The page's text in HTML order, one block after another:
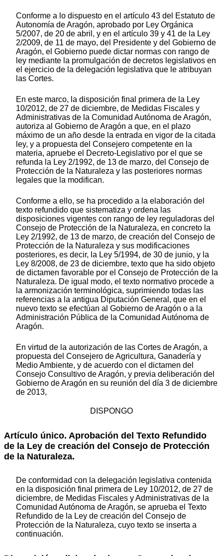
Conforme a lo dispuesto en el artículo 43 del Estatuto de
Autonomía de Aragón, aprobado por Ley Orgánica
5/2007, de 20 de abril, y en el artículo 39 y 41 de la Ley
2/2009, de 11 de mayo, del Presidente y del Gobierno de
Aragón, el Gobierno puede dictar normas con rango de
ley mediante la promulgación de decretos legislativos en
el ejercicio de la delegación legislativa que le atribuyan
las Cortes.
En este marco, la disposición final primera de la Ley
10/2012, de 27 de diciembre, de Medidas Fiscales y
Administrativas de la Comunidad Autónoma de Aragón,
autoriza al Gobierno de Aragón a que, en el plazo
máximo de un año desde la entrada en vigor de la citada
ley, y a propuesta del Consejero competente en la
materia, apruebe el Decreto-Legislativo por el que se
refunda la Ley 2/1992, de 13 de marzo, del Consejo de
Protección de la Naturaleza y las posteriores normas
legales que la modifican.
Conforme a ello, se ha procedido a la elaboración del
texto refundido que sistematiza y ordena las
disposiciones vigentes con rango de ley reguladoras del
Consejo de Protección de la Naturaleza, en concreto la
Ley 2/1992, de 13 de marzo, de creación del Consejo de
Protección de la Naturaleza y sus modificaciones
posteriores, es decir, la Ley 5/1994, de 30 de junio, y la
Ley 8/2008, de 23 de diciembre, texto que ha sido objeto
de dictamen favorable por el Consejo de Protección de la
Naturaleza. De igual modo, el texto normativo procede a
la armonización terminológica, suprimiendo todas las
referencias a la antigua Diputación General, que en el
nuevo texto se efectúan al Gobierno de Aragón o a la
Administración Pública de la Comunidad Autónoma de
Aragón.
En virtud de la autorización de las Cortes de Aragón, a
propuesta del Consejero de Agricultura, Ganadería y
Medio Ambiente, y de acuerdo con el dictamen del
Consejo Consultivo de Aragón, y previa deliberación del
Gobierno de Aragón en su reunión del día 3 de diciembre
de 2013,
DISPONGO
Artículo único. Aprobación del Texto Refundido
de la Ley de creación del Consejo de Protección
de la Naturaleza.
De conformidad con la delegación legislativa contenida
en la disposición final primera de Ley 10/2012, de 27 de
diciembre, de Medidas Fiscales y Administrativas de la
Comunidad Autónoma de Aragón, se aprueba el Texto
Refundido de la Ley de creación del Consejo de
Protección de la Naturaleza, cuyo texto se inserta a
continuación.